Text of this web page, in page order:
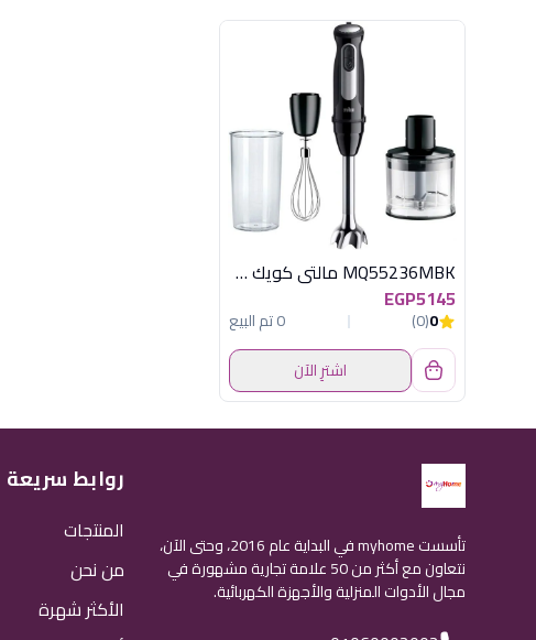
MQ55236MBK مالتى كويك 1000وات اسود براون
EGP5145
0
(0)
0 تم البيع
اشترِ الآن
تأسست myhome في البداية عام 2016، وحتى الآن،
نتعاون مع أكثر من 50 علامة تجارية مشهورة في
مجال الأدوات المنزلية والأجهزة الكهربائية.
روابط سريعة
المنتجات
من نحن
الأكثر شهرة